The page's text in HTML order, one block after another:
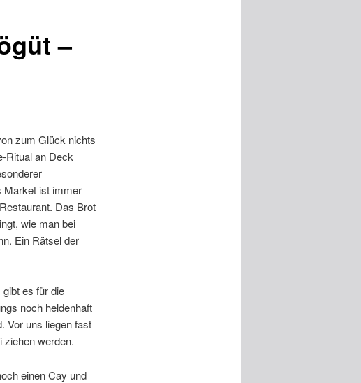
–
zum Glück nichts
Ritual an Deck
Market ist immer
Das Brot
wie man bei
Ein Rätsel der
es für die
noch heldenhaft
Vor uns liegen fast
ziehen werden.
einen Cay und